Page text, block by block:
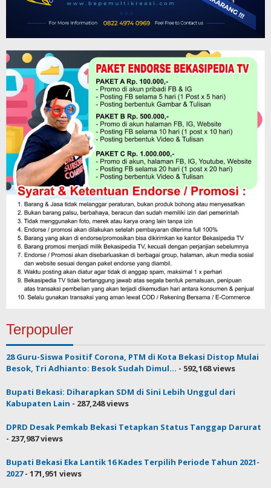
Terpopuler
28 Guru-Siswa Positif Corona, PTM di Kota Bekasi Distop Mulai
Besok, Tri Adhianto: Besok Sudah Dimul... - 592,168 views
Bupati Bekasi: Diharapkan SDM di Sini Lebih Unggul dari
Kabupaten Lain - 287,248 views
DPRD Desak Pemkab Bekasi Tetapkan Status Tanggap Darurat
- 237,987 views
Bupati Bekasi Eka Lantik 16 Kades Terpilih Periode Tahun 2021-
2027- 171,951 views